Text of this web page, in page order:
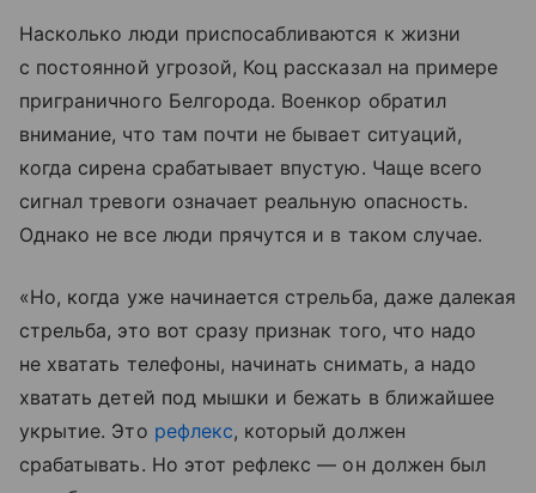
Насколько люди приспосабливаются к жизни
с постоянной угрозой, Коц рассказал на примере
приграничного Белгорода. Военкор обратил
внимание, что там почти не бывает ситуаций,
когда сирена срабатывает впустую. Чаще всего
сигнал тревоги означает реальную опасность.
Однако не все люди прячутся и в таком случае.
«Но, когда уже начинается стрельба, даже далекая
стрельба, это вот сразу признак того, что надо
не хватать телефоны, начинать снимать, а надо
хватать детей под мышки и бежать в ближайшее
укрытие. Это рефлекс, который должен
срабатывать. Но этот рефлекс — он должен был